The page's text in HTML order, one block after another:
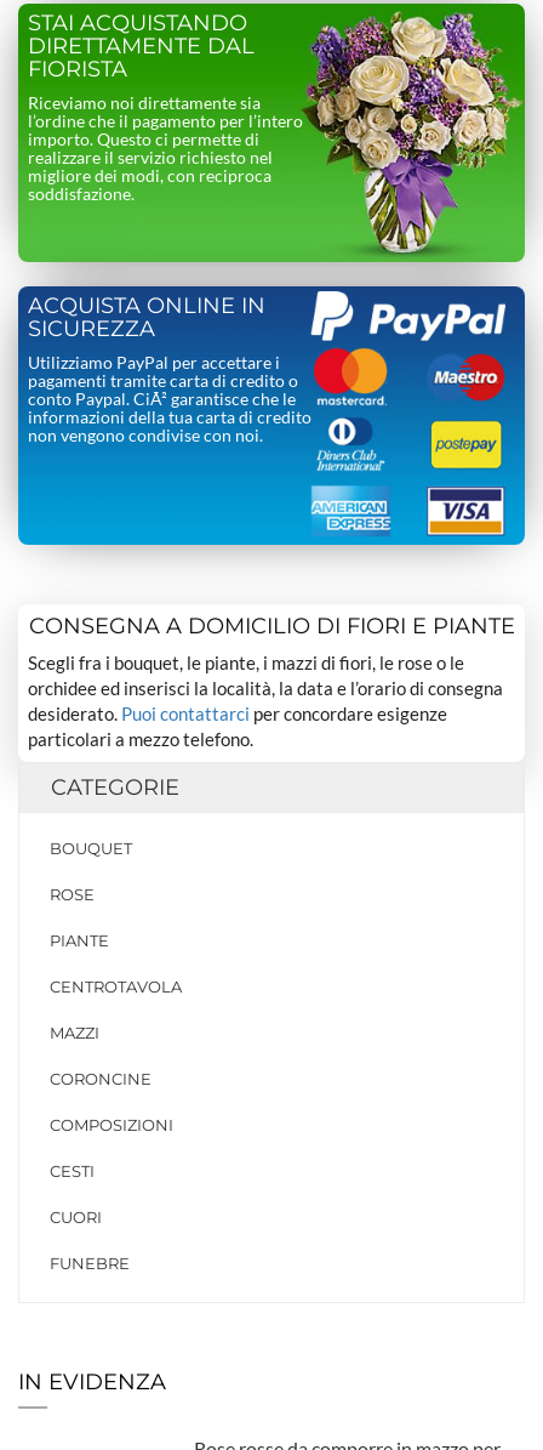
STAI ACQUISTANDO
DIRETTAMENTE DAL
FIORISTA
Riceviamo noi direttamente sia
l’ordine che il pagamento per l’intero
importo. Questo ci permette di
realizzare il servizio richiesto nel
migliore dei modi, con reciproca
soddisfazione.
ACQUISTA ONLINE IN
SICUREZZA
Utilizziamo PayPal per accettare i
pagamenti tramite carta di credito o
conto Paypal. CiÃ² garantisce che le
informazioni della tua carta di credito
non vengono condivise con noi.
CONSEGNA A DOMICILIO DI FIORI E PIANTE
Scegli fra i bouquet, le piante, i mazzi di fiori, le rose o le
orchidee ed inserisci la località, la data e l’orario di consegna
desiderato. Puoi contattarci per concordare esigenze
particolari a mezzo telefono.
CATEGORIE
BOUQUET
ROSE
PIANTE
CENTROTAVOLA
MAZZI
CORONCINE
COMPOSIZIONI
CESTI
CUORI
FUNEBRE
IN EVIDENZA